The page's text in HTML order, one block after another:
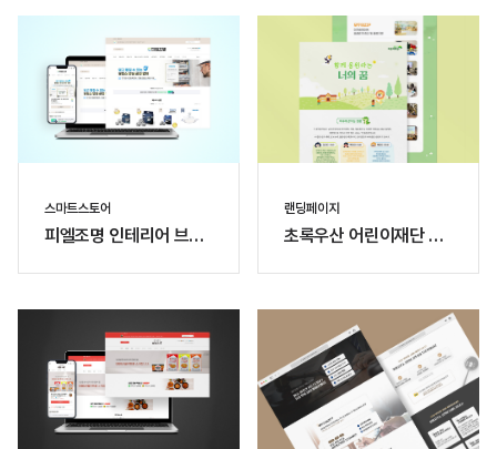
스마트스토어
피엘조명 인테리어 브랜
랜딩페이지
초록우산 어린이재단 이